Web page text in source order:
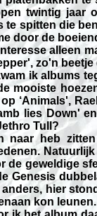
twintig jaar
spitten die
door de
alleen
zo'n
ik albums
mooiste
‘Animals',
lies Down'
Tull?
naar heb
de geweldige
Genesis
hier
kon